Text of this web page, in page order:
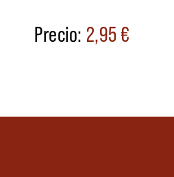
2,95€